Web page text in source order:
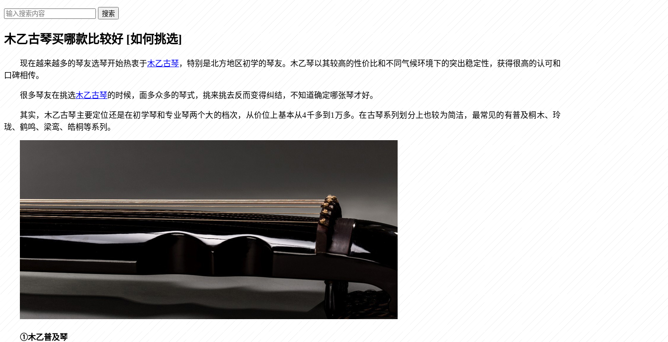
搜索
木乙古琴买哪款比较好 [如何挑选]
现在越来越多的琴友选琴开始热衷于木乙古琴，特别是北方地区初学的琴友。木乙琴以其较高的性价比和不同气候环境下的突出稳定性，获得很高的认可和
口碑相传。
很多琴友在挑选木乙古琴的时候，面多众多的琴式，挑来挑去反而变得纠结，不知道确定哪张琴才好。
其实，木乙古琴主要定位还是在初学琴和专业琴两个大的档次，从价位上基本从4千多到 1 万多。在古琴系列划分上也较为简洁，最常见的有普及桐木、玲
珑、鹤鸣、梁鸾、皓桐等系列。
①木乙普及琴